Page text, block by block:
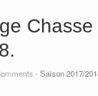
- Saison 2017/